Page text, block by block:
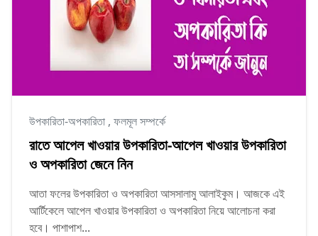
উপকারিতা-অপকারিতা , ফলমূল সম্পর্কে
রাতে আপেল খাওয়ার উপকারিতা-আপেল খাওয়ার উপকারিতা
ও অপকারিতা জেনে নিন
আতা ফলের উপকারিতা ও অপকারিতা আসসালামু আলাইকুম। আজকে এই
আর্টিকেলে আপেল খাওয়ার উপকারিতা ও অপকারিতা নিয়ে আলোচনা করা
হবে। পাশাপাশ...